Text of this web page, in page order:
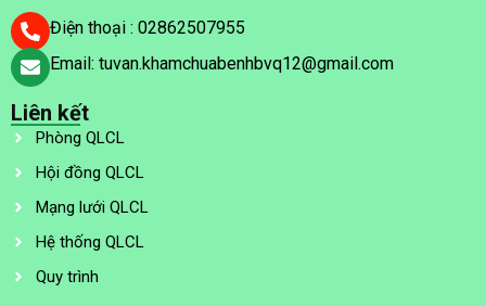
Điện thoại : 02862507955
Email: tuvan.khamchuabenhbvq12@gmail.com
Liên kết
Phòng QLCL
Hội đồng QLCL
Mạng lưới QLCL
Hệ thống QLCL
Quy trình